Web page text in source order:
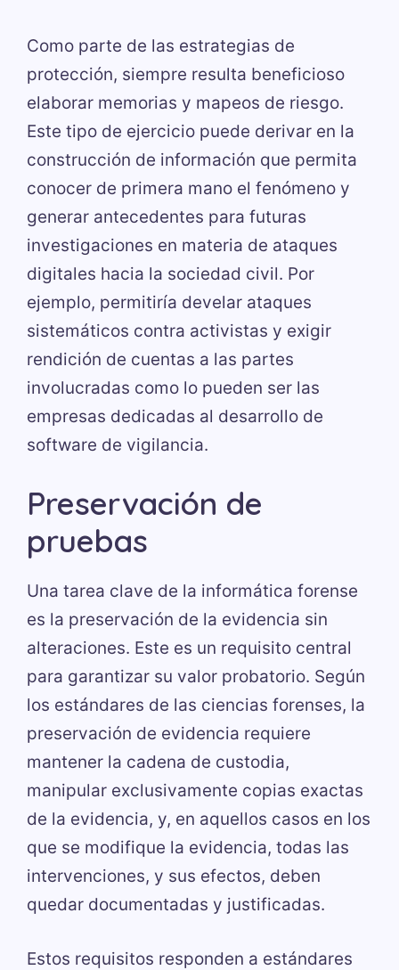
Como parte de las estrategias de
protección, siempre resulta beneficioso
elaborar memorias y mapeos de riesgo.
Este tipo de ejercicio puede derivar en la
construcción de información que permita
conocer de primera mano el fenómeno y
generar antecedentes para futuras
investigaciones en materia de ataques
digitales hacia la sociedad civil. Por
ejemplo, permitiría develar ataques
sistemáticos contra activistas y exigir
rendición de cuentas a las partes
involucradas como lo pueden ser las
empresas dedicadas al desarrollo de
software de vigilancia.
Preservación de
pruebas
Una tarea clave de la informática forense
es la preservación de la evidencia sin
alteraciones. Este es un requisito central
para garantizar su valor probatorio. Según
los estándares de las ciencias forenses, la
preservación de evidencia requiere
mantener la cadena de custodia,
manipular exclusivamente copias exactas
de la evidencia, y, en aquellos casos en los
que se modifique la evidencia, todas las
intervenciones, y sus efectos, deben
quedar documentadas y justificadas.
Estos requisitos responden a estándares